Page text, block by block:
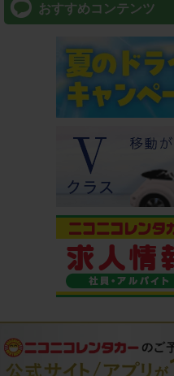
おすすめコンテンツ